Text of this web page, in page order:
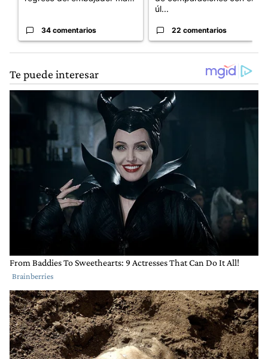
34 comentarios
úl...
22 comentarios